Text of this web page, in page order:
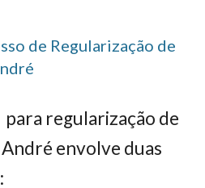
de Regularização de
regularização de
envolve duas